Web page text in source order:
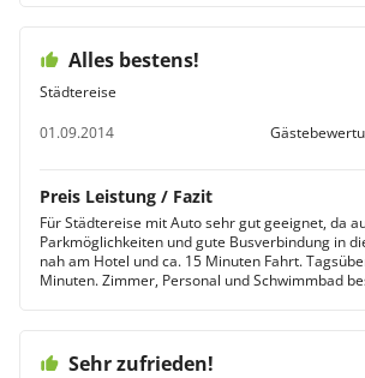
Alles bestens!
Städtereise
01.09.2014
Preis Leistung / Fazit
Für Städtereise mit Auto sehr gut geeignet, da
Parkmöglichkeiten und gute Busverbindung in
nah am Hotel und ca. 15 Minuten Fahrt.
Minuten. Zimmer, Personal und Schwimmbad
Sehr zufrieden!